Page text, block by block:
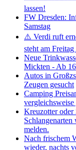
lassen!
FW Dresden:
Samstag
⚠️ Verdi ruft
steht am
Neue
Mickten - Ab
Autos in
Zeugen gesucht
Camping
vergleichsweise
Kreuzotter oder
melden.
Nach frischem
wieder, nachts